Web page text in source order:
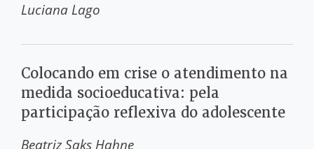
Luciana Lago
Colocando em crise o atendimento na
medida socioeducativa: pela
participação reflexiva do adolescente
Beatriz Saks Hahne